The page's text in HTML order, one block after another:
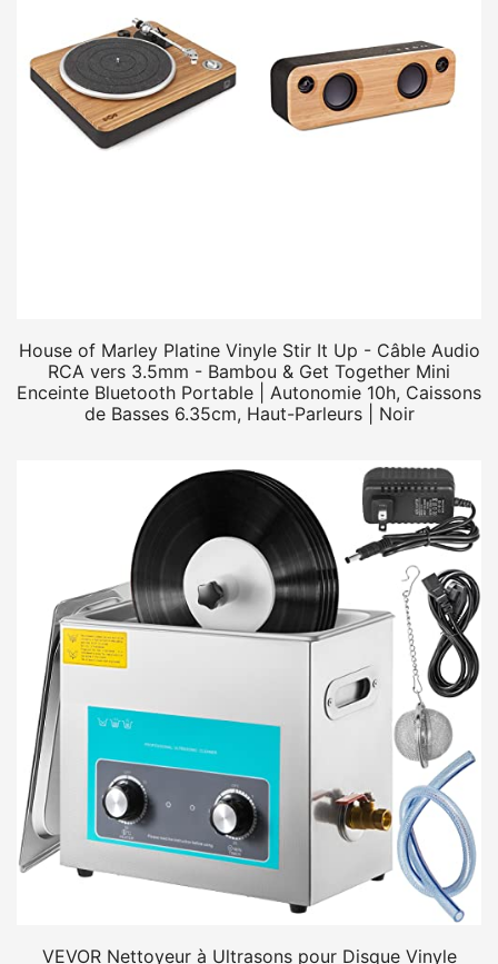
House of Marley Platine Vinyle Stir It Up - Câble Audio
RCA vers 3.5mm - Bambou & Get Together Mini
Enceinte Bluetooth Portable | Autonomie 10h, Caissons
de Basses 6.35cm, Haut-Parleurs | Noir
VEVOR Nettoyeur à Ultrasons pour Disque Vinyle